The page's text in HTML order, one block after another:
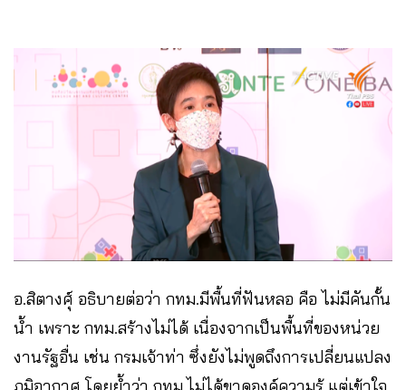
อ.สิตางศุ์ อธิบายต่อว่า กทม.มีพื้นที่ฟันหลอ คือ ไม่มีคันกั้น
น้ำ เพราะ กทม.สร้างไม่ได้ เนื่องจากเป็นพื้นที่ของหน่วย
งานรัฐอื่น เช่น กรมเจ้าท่า ซึ่งยังไม่พูดถึงการเปลี่ยนแปลง
ภูมิอากาศ โดยย้ำว่า กทม.ไม่ได้ขาดองค์ความรู้ แต่เข้าใจ